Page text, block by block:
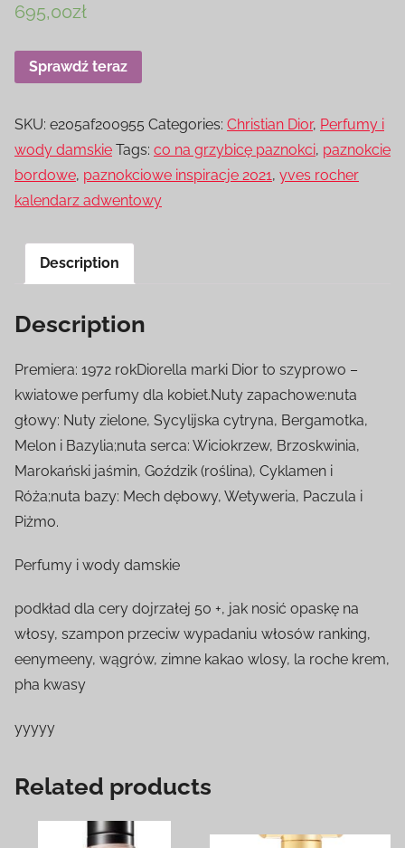
695,00zł
Sprawdź teraz
SKU: e205af200955 Categories: Christian Dior, Perfumy i
wody damskie Tags: co na grzybicę paznokci, paznokcie
bordowe, paznokciowe inspiracje 2021, yves rocher
kalendarz adwentowy
Description
Description
Premiera: 1972 rokDiorella marki Dior to szyprowo –
kwiatowe perfumy dla kobiet.Nuty zapachowe:nuta
głowy: Nuty zielone, Sycylijska cytryna, Bergamotka,
Melon i Bazylia;nuta serca: Wiciokrzew, Brzoskwinia,
Marokański jaśmin, Goździk (roślina), Cyklamen i
Róża;nuta bazy: Mech dębowy, Wetyweria, Paczula i
Piżmo.
Perfumy i wody damskie
podkład dla cery dojrzałej 50 +, jak nosić opaskę na
włosy, szampon przeciw wypadaniu włosów ranking,
eenymeeny, wągrów, zimne kakao wlosy, la roche krem,
pha kwasy
yyyyy
Related products